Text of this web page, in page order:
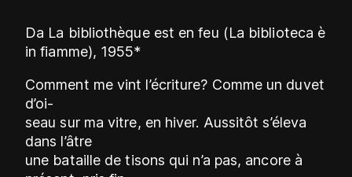
Da La bibliothèque est en feu (La biblioteca è
in fiamme), 1955*
Comment me vint l’écriture? Comme un duvet
d’oi-
seau sur ma vitre, en hiver. Aussitôt s’éleva
dans l’âtre
une bataille de tisons qui n’a pas, ancore à